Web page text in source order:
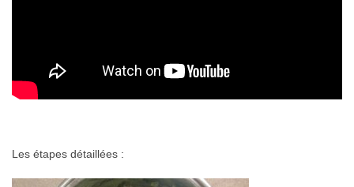
Les étapes détaillées :